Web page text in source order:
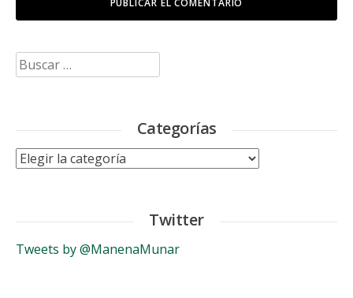
Buscar:
Categorías
Categorías
Twitter
Tweets by @ManenaMunar